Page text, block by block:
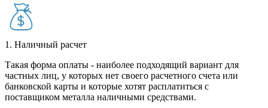
1. Наличный расчет
Такая форма оплаты - наиболее подходящий вариант для
частных лиц, у которых нет своего расчетного счета или
банковской карты и которые хотят расплатиться с
поставщиком металла наличными средствами.